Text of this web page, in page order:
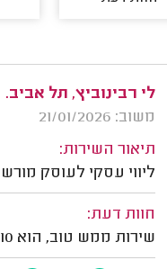
לי רבינוביץ, תל אביב.
משוב: 21/01/2026
תיאור השירות:
ליווי עסקי לעוסק
חוות דעת:
שירות ממש טוב, הוא 10.